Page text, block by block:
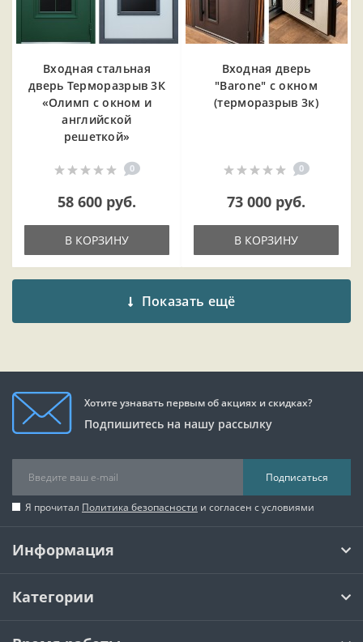
Входная cтальная
дверь Терморазрыв 3К
«Олимп с окном и
английской
решеткой»
0
58 600 руб.
В КОРЗИНУ
Входная дверь
"Barone" с окном
(терморазрыв 3к)
0
73 000 руб.
В КОРЗИНУ
Показать ещё
Хотите узнавать первым об акциях и скидках?
Подпишитесь на нашу рассылку
Подписаться
Я прочитал Политика безопасности и согласен с условиями
Информация
Категории